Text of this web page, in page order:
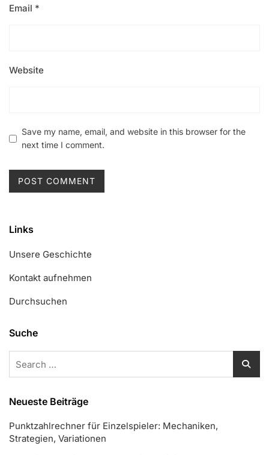
Email *
Website
Save my name, email, and website in this browser for the
next time I comment.
Links
Unsere Geschichte
Kontakt aufnehmen
Durchsuchen
Suche
Neueste Beiträge
Punktzahlrechner für Einzelspieler: Mechaniken,
Strategien, Variationen